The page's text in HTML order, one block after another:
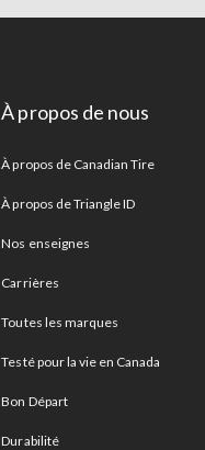
À propos de nous
À propos de Canadian Tire
À propos de Triangle ID
Nos enseignes
Carrières
Toutes les marques
Testé pour la vie en Canada
Bon Départ
Durabilité